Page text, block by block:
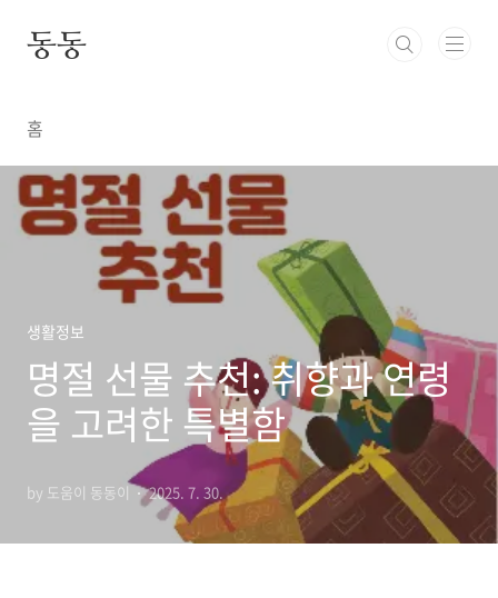
동동
홈
생활정보
명절 선물 추천: 취향과 연령
을 고려한 특별함
by 도움이 동동이 2025. 7. 30.